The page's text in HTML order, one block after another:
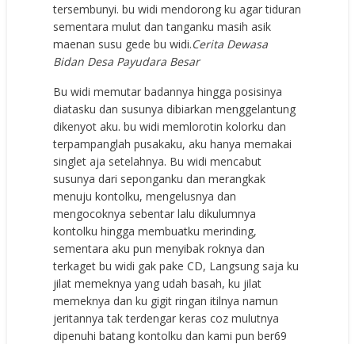
tersembunyi. bu widi mendorong ku agar tiduran
sementara mulut dan tanganku masih asik
maenan susu gede bu widi.Cerita Dewasa
Bidan Desa Payudara Besar
Bu widi memutar badannya hingga posisinya
diatasku dan susunya dibiarkan menggelantung
dikenyot aku. bu widi memlorotin kolorku dan
terpampanglah pusakaku, aku hanya memakai
singlet aja setelahnya. Bu widi mencabut
susunya dari seponganku dan merangkak
menuju kontolku, mengelusnya dan
mengocoknya sebentar lalu dikulumnya
kontolku hingga membuatku merinding,
sementara aku pun menyibak roknya dan
terkaget bu widi gak pake CD, Langsung saja ku
jilat memeknya yang udah basah, ku jilat
memeknya dan ku gigit ringan itilnya namun
jeritannya tak terdengar keras coz mulutnya
dipenuhi batang kontolku dan kami pun ber69